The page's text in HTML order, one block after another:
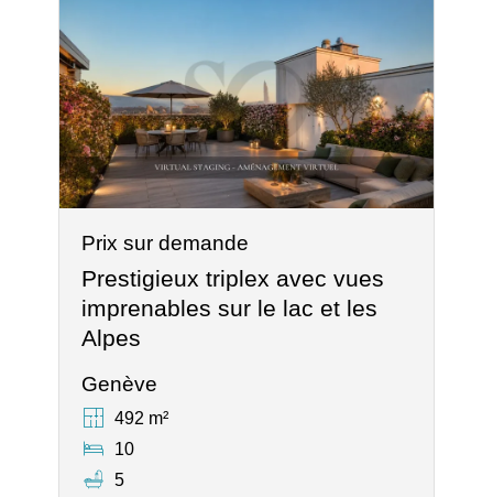
Prix sur demande
Prestigieux triplex avec vues
imprenables sur le lac et les
Alpes
Genève
492 m²
10
5